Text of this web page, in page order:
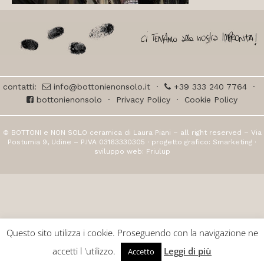
contatti: info@bottonienonsolo.it · +39 333 240 7764 ·
bottonienonsolo · Privacy Policy · Cookie Policy
© BOTTONI e NON SOLO ceramica di Laura Piani – all right reserved – Via
Postumia 9, Udine – P.IVA 03163330305 · progetto grafico: Smarketing ·
sviluppo web: Friulup
Questo sito utilizza i cookie. Proseguendo con la navigazione ne
accetti l 'utilizzo.
Accetto Leggi di più